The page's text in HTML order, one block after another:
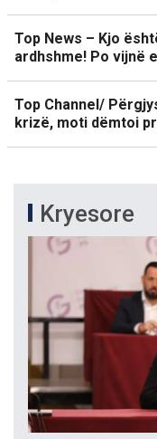
Top News – Kjo
ardhshme! Po vijnë
Top Channel/
krizë, moti dëmtoi
Kryesore